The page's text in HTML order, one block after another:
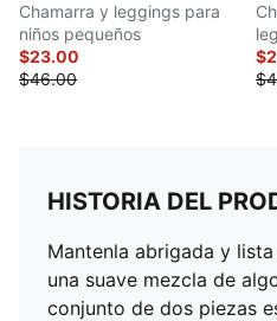
Chamarra y leggings para
niños pequeños
$23.00
$46.00
HISTORIA DEL
Mantenla abrigada y
una suave mezcla de
conjunto de dos piezas